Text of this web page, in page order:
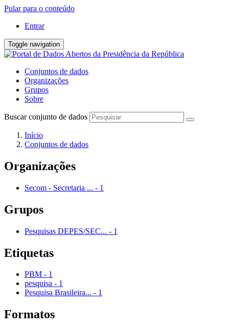
Pular para o conteúdo
Entrar
Toggle navigation
Conjuntos de dados
Organizações
Grupos
Sobre
Buscar conjunto de dados
Início
Conjuntos de dados
Organizações
Secom - Secretaria ... - 1
Grupos
Pesquisas DEPES/SEC... - 1
Etiquetas
PBM - 1
pesquisa - 1
Pesquisa Brasileira... - 1
Formatos